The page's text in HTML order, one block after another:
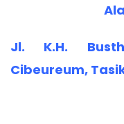
Jl. K.H.
Cibeureum,